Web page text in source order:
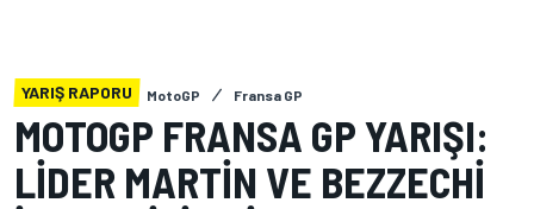
YARIŞ RAPORU MotoGP Fransa GP
MOTOGP FRANSA GP YARIŞI:
LIDER MARTIN VE BEZZECHI